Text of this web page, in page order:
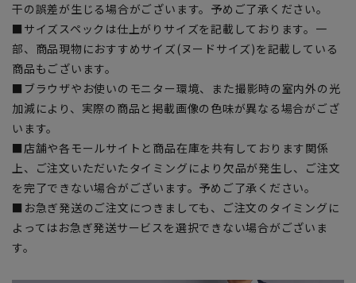
干の誤差が生じる場合がございます。予めご了承ください。
■サイズスペックは仕上がりサイズを記載しております。一
部、商品現物におすすめサイズ(ヌードサイズ)を記載している
商品もございます。
■ブラウザやお使いのモニター環境、また撮影時の室内外の光
加減により、実際の商品と掲載画像の色味が異なる場合がござ
います。
■店舗や各モールサイトと商品在庫を共有しております関係
上、ご注文いただいたタイミングにより欠品が発生し、ご注文
を完了できない場合がございます。予めご了承ください。
■お急ぎ発送のご注文につきましても、ご注文のタイミングに
よってはお急ぎ発送サービスを選択できない場合がございま
す。